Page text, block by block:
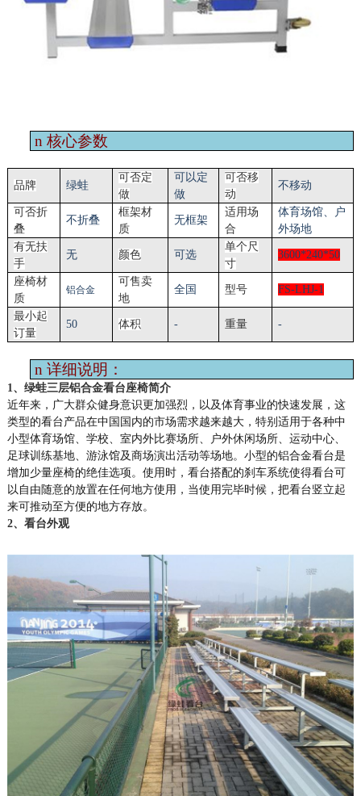
n 核心参数
品牌 绿蛙
可否定
做
可以定
做
可否移
动
不移动
可否折
叠
不折叠
框架材
质
无框架
适用场
合
体育场馆、户
外场地
有无扶
手
无 颜色 可选
单个尺
寸
3600*240*50
座椅材
质
铝合金
可售卖
地
全国 型号 FS-LHJ-1
最小起
订量
50 体积 - 重量 -
n 详细说明：
1、绿蛙三层铝合金看台座椅简介
近年来，广大群众健身意识更加强烈，以及体育事业的快速发展，这
类型的看台产品在中国国内的市场需求越来越大，特别适用于各种中
小型体育场馆、学校、室内外比赛场所、户外休闲场所、 运动中心、
足球训练基地、游泳馆及商场演出活动等场地。小型的铝合金看台是
增加少量座椅的绝佳选项。使用时，看台搭配的刹车系统使得看台可
以自由随意的放置在任何地方使用，当使用完毕时候，把看台竖立起
来可推动至方便的地方存放。
2、 看台外观